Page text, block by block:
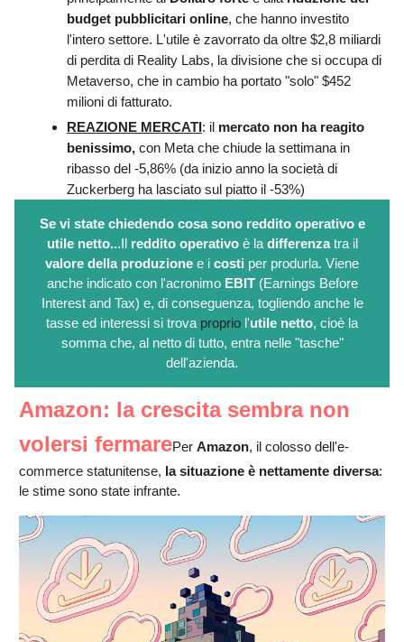
budget pubblicitari online, che hanno investito
l'intero settore. L'utile è zavorrato da oltre $2,8 miliardi
di perdita di Reality Labs, la divisione che si occupa di
Metaverso, che in cambio ha portato "solo" $452
milioni di fatturato.
REAZIONE MERCATI: il mercato non ha reagito
benissimo, con Meta che chiude la settimana in
ribasso del -5,86% (da inizio anno la società di
Zuckerberg ha lasciato sul piatto il -53%)
Se vi state chiedendo cosa sono reddito operativo e
utile netto...Il reddito operativoè la differenzatra il
valore della produzione e i costi per produrla. Viene
anche indicato con l'acronimo EBIT(Earnings Before
Interest and Tax) e, di conseguenza, togliendo anche le
tasse ed interessi si trova proprio l'utile netto, cioè la
somma che, al netto di tutto, entra nelle "tasche"
dell'azienda.
Amazon: la crescita sembra non
volersi fermarePer Amazon, il colosso dell'e-
commerce statunitense, la situazione è nettamente diversa:
le stime sono state infrante.